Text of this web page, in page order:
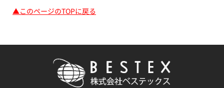
▲このページのTOPに戻る